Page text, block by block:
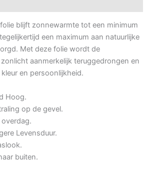
blijft zonnewarmte tot een minimum
een maximum aan natuurlijke
Met deze folie wordt de
aanmerkelijk teruggedrongen en
en persoonlijkheid.
Hoog.
op de gevel.
Levensduur.
buiten.